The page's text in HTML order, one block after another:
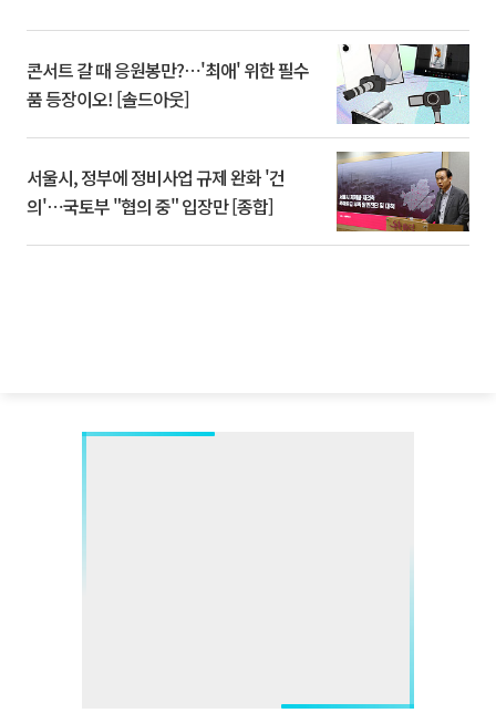
콘서트 갈 때 응원봉만?⋯'최애' 위한 필수
품 등장이오! [솔드아웃]
서울시, 정부에 정비사업 규제 완화 '건
의'⋯국토부 "협의 중" 입장만 [종합]